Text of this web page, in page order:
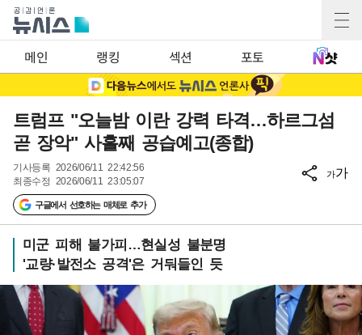
메인 랭킹 섹션 포토
트럼프 "오늘밤 이란 강력 타격…하르그섬
곧 장악" 사흘째 공습예고(종합)
기사등록 2026/06/11 22:42:56
최종수정 2026/06/11 23:05:07
구글에서 선호하는 매체로 추가
가가
미군 피해 불가피…현실성 불분명
'교량·발전소 공격'은 거둬들인 듯